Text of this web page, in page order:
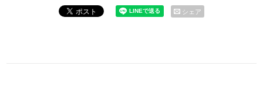
シェア